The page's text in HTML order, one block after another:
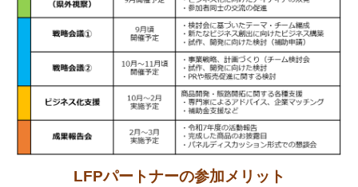
LFPパートナーの参加メリット